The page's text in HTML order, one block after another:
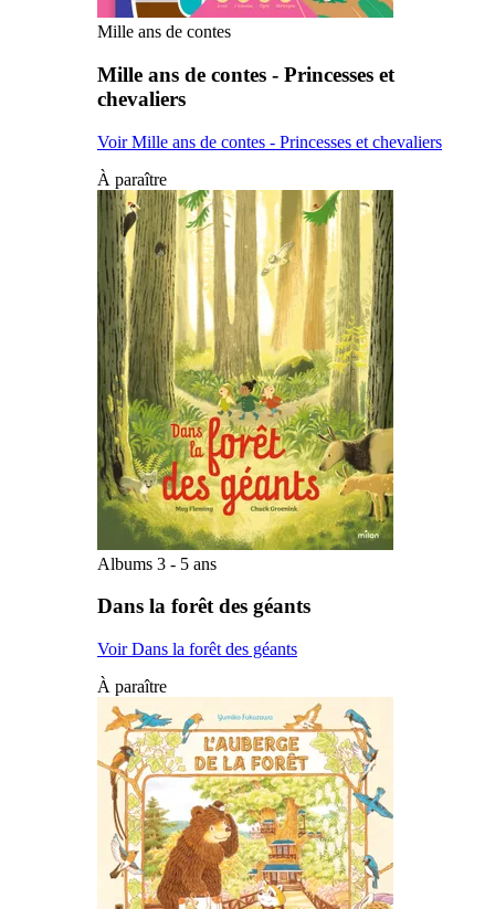
Mille ans de contes
Mille ans de contes - Princesses et
chevaliers
Voir Mille ans de contes - Princesses et chevaliers
À paraître
Albums 3 - 5 ans
Dans la forêt des géants
Voir Dans la forêt des géants
À paraître